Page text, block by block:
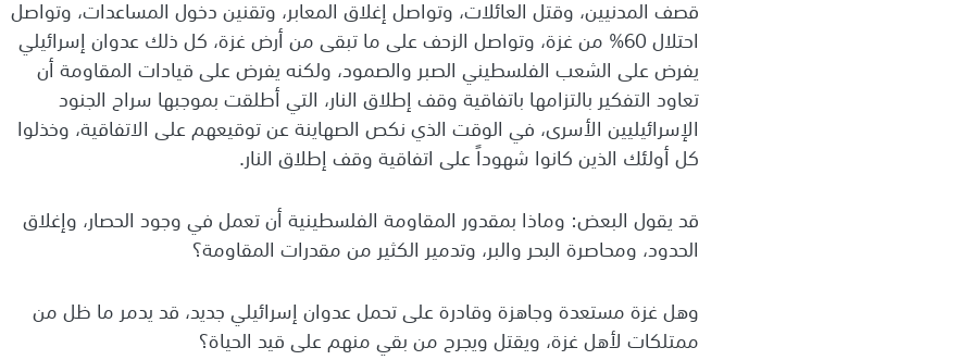
قصف المدنيين، وقتل العائلات، وتواصل إغلاق المعابر، وتقنين دخول المساعدات، وتواصل
احتلال 60% من غزة، وتواصل الزحف على ما تبقى من أرض غزة، كل ذلك عدوان إسرائيلي
يفرض على الشعب الفلسطيني الصبر والصمود، ولكنه يفرض على قيادات المقاومة أن
تعاود التفكير بالتزامها باتفاقية وقف إطلاق النار، التي أطلقت بموجبها سراح الجنود
الإسرائيليين الأسرى، في الوقت الذي نكص الصهاينة عن توقيعهم على الاتفاقية، وخذلوا
كل أولئك الذين كانوا شهوداً على اتفاقية وقف إطلاق النار.
قد يقول البعض: وماذا بمقدور المقاومة الفلسطينية أن تعمل في وجود الحصار، وإغلاق
الحدود، ومحاصرة البحر والبر، وتدمير الكثير من مقدرات المقاومة؟
وهل غزة مستعدة وجاهزة وقادرة على تحمل عدوان إسرائيلي جديد، قد يدمر ما ظل من
ممتلكات لأهل غزة، ويقتل ويجرح من بقي منهم على قيد الحياة؟